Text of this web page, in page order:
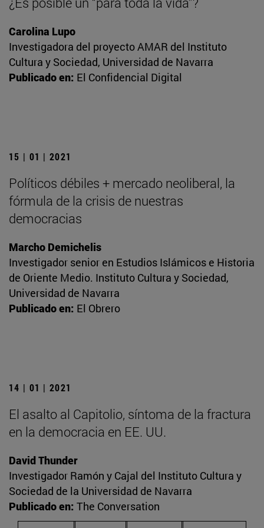
Carolina Lupo
Investigadora del proyecto AMAR del Instituto
Cultura y Sociedad, Universidad de Navarra
Publicado en: El Confidencial Digital
15 | 01 | 2021
Políticos débiles + mercado neoliberal, la
fórmula de la crisis de nuestras
democracias
Marcho Demichelis
Investigador senior en Estudios Islámicos e Historia
de Oriente Medio. Instituto Cultura y Sociedad,
Universidad de Navarra
Publicado en: El Obrero
14 | 01 | 2021
El asalto al Capitolio, síntoma de la fractura
en la democracia en EE. UU.
David Thunder
Investigador Ramón y Cajal del Instituto Cultura y
Sociedad de la Universidad de Navarra
Publicado en: The Conversation